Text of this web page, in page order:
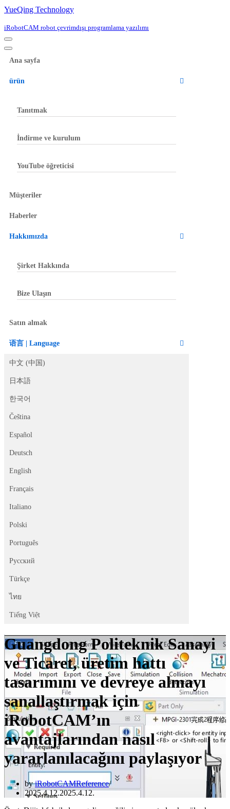
YueQing Technology
iRobotCAM robot çevrimdışı programlama yazılımı
Navigation
Menu
Navigation
Menu
Ana sayfa
ürün
Tanıtmak
İndirme ve kurulum
YouTube öğreticisi
Müşteriler
Haberler
Hakkımızda
Şirket Hakkında
Bize Ulaşın
Satın almak
语言 | Language
中文 (中国)
日本語
한국어
Čeština
Español
Deutsch
English
Français
Italiano
Polski
Português
Русский
Türkçe
ไทย
Tiếng Việt
Guangdong Politeknik Sanayi
ve Ticaret, üretim hattı
tasarımını ve devreye almayı
sanallaştırmak için
iRobotCAM’ın
avantajlarından nasıl
yararlanılacağını paylaşıyor
byiRobotCAMReference
2025.4.12.2025.4.12.